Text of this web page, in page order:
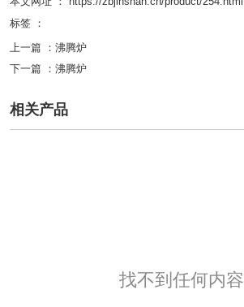
标签 ：
上一篇 ： 沸腾炉
下一篇 ： 沸腾炉
相关产品
找不到任何内容